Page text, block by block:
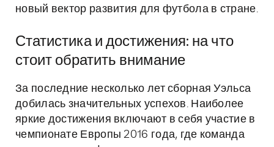
новый вектор развития для футбола в стране.
Статистика и достижения: на что
стоит обратить внимание
За последние несколько лет сборная Уэльса
добилась значительных успехов. Наиболее
яркие достижения включают в себя участие в
чемпионате Европы 2016 года, где команда